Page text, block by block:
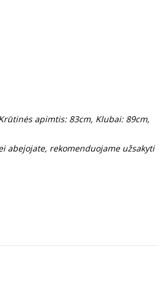
apimtis: 83cm, Klubai: 89cm,
abejojate, rekomenduojame užsakyti